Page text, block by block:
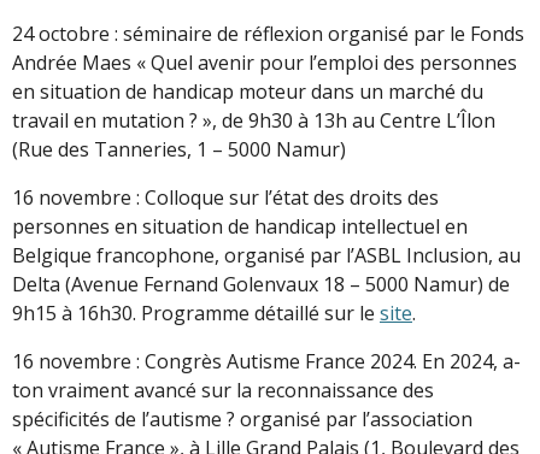
24 octobre : séminaire de réflexion organisé par le Fonds
Andrée Maes « Quel avenir pour l’emploi des personnes
en situation de handicap moteur dans un marché du
travail en mutation ? », de 9h30 à 13h au Centre L’Îlon
(Rue des Tanneries, 1 – 5000 Namur)
16 novembre : Colloque sur l’état des droits des
personnes en situation de handicap intellectuel en
Belgique francophone, organisé par l’ASBL Inclusion, au
Delta (Avenue Fernand Golenvaux 18 – 5000 Namur) de
9h15 à 16h30. Programme détaillé sur le site.
16 novembre : Congrès Autisme France 2024. En 2024, a-
ton vraiment avancé sur la reconnaissance des
spécificités de l’autisme ? organisé par l’association
« Autisme France », à Lille Grand Palais (1, Boulevard des